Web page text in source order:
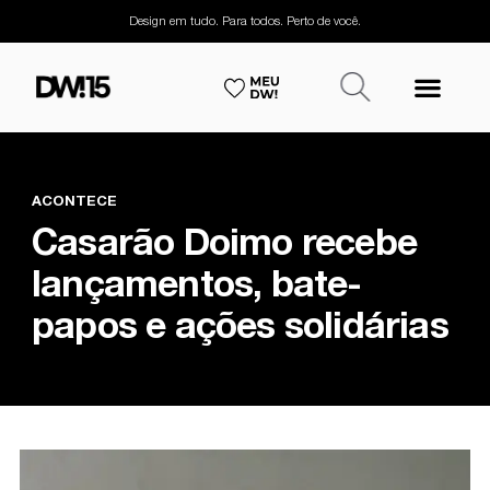
Design em tudo. Para todos. Perto de você.
ACONTECE
Casarão Doimo recebe
lançamentos, bate-
papos e ações solidárias